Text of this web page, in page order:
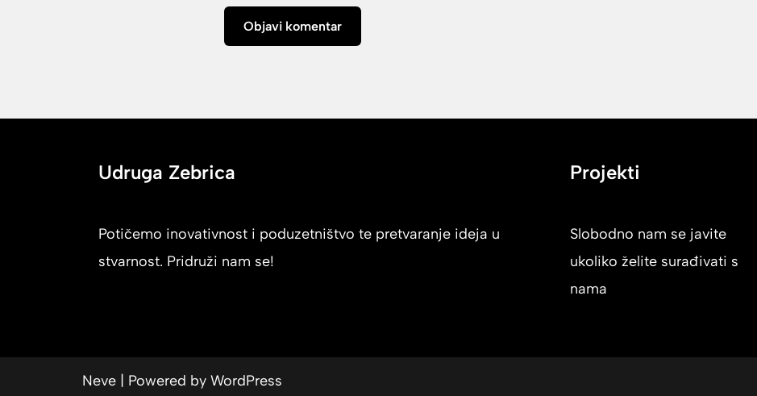
Udruga Zebrica
Potičemo inovativnost i poduzetništvo te pretvaranje ideja u
stvarnost. Pridruži nam se!
Projekti
Slobodno nam se javite
ukoliko želite surađivati s
nama
Neve | Powered by WordPress